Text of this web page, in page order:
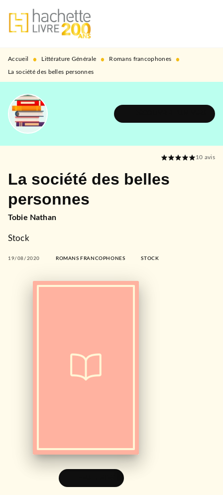
MENU RECHERCHE
PIED DE PAGE
Accueil • Littérature Générale • Romans francophones •
La société des belles personnes
10 avis
La société des belles
personnes
Tobie Nathan
Stock
19/08/2020 ROMANS FRANCOPHONES STOCK